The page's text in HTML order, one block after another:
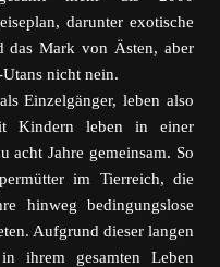
darunter exotische
das Mark von Ästen, aber
nicht nein.
Einzelgänger, leben also
Kindern leben in einer
acht Jahre gemeinsam. So
im Tierreich, die
hinweg bedingungslose
Aufgrund dieser langen
ihrem gesamten Leben